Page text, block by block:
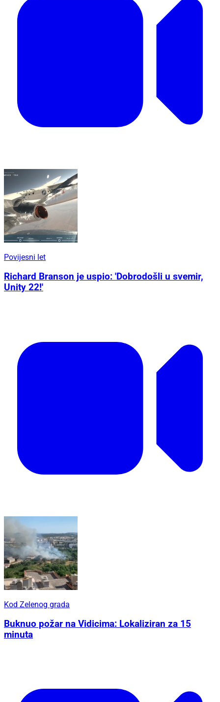
Povijesni let
Richard Branson je uspio: 'Dobrodošli u svemir,
Unity 22!'
Kod Zelenog grada
Buknuo požar na Vidicima: Lokaliziran za 15
minuta